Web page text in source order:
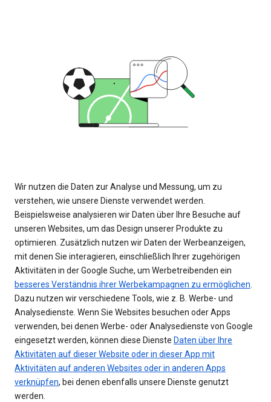
Wir nutzen die Daten zur Analyse und Messung, um zu
verstehen, wie unsere Dienste verwendet werden.
Beispielsweise analysieren wir Daten über Ihre Besuche auf
unseren Websites, um das Design unserer Produkte zu
optimieren. Zusätzlich nutzen wir Daten der Werbeanzeigen,
mit denen Sie interagieren, einschließlich Ihrer zugehörigen
Aktivitäten in der Google Suche, um Werbetreibenden ein
besseres Verständnis ihrer Werbekampagnen zu ermöglichen.
Dazu nutzen wir verschiedene Tools, wie z. B. Werbe- und
Analysedienste. Wenn Sie Websites besuchen oder Apps
verwenden, bei denen Werbe- oder Analysedienste von Google
eingesetzt werden, können diese Dienste Daten über Ihre
Aktivitäten auf dieser Website oder in dieser App mit
Aktivitäten auf anderen Websites oder in anderen Apps
verknüpfen, bei denen ebenfalls unsere Dienste genutzt
werden.